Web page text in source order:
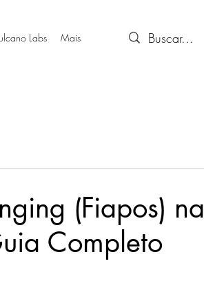
Labs Mais
(Fiapos) na
Completo